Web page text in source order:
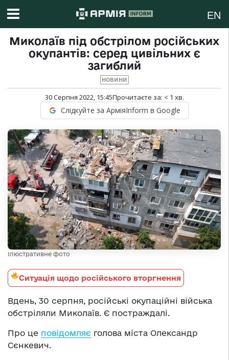
EN
Миколаїв під обстрілом російських
окупантів: серед цивільних є
загиблий
НОВИНИ
30 Серпня 2022, 15:45Прочитаєте за: < 1 хв.
Слідкуйте за АрміяInform в Google
Ілюстративне фото
Ситуація щодо російського вторгнення
Вдень, 30 серпня, російські окупаційні війська
обстріляли Миколаїв. Є постраждалі.
Про це повідомляє голова міста Олександр
Сєнкевич.